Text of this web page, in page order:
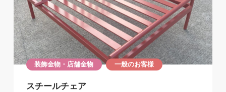
装飾金物・店舗金物 一般のお客様
スチールチェア